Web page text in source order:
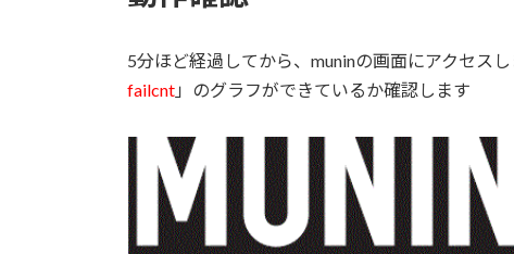
5分ほど経過してから、muninの画面にアクセスし
failcnt 」のグラフができているか確認します